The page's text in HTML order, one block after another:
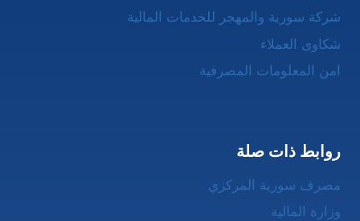
شركة سورية والمهجر للخدمات المالية
شكاوى العملاء
امن المعلومات المصرفية
روابط ذات صلة
مصرف سورية المركزي
وزارة المالية